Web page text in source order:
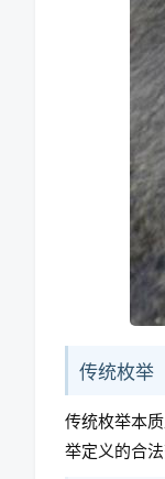
传统枚举
传统枚举本
举定义的合法